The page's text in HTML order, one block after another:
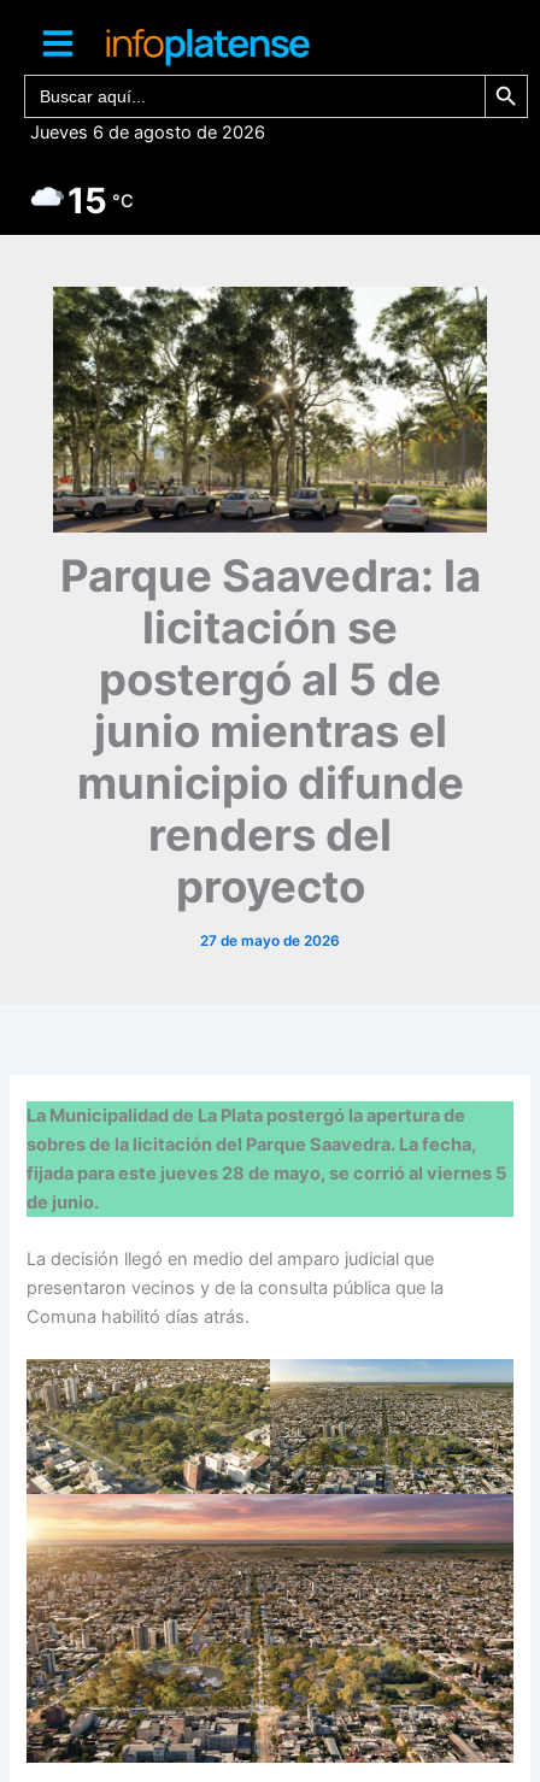
contenido
Buscar: Botón de
Jueves 6 de agosto de 2026
15 °C
Parque Saavedra: la
licitación se
postergó al 5 de
junio mientras el
municipio difunde
renders del
proyecto
27 de mayo de 2026
La Municipalidad de La Plata postergó la apertura de
sobres de la licitación del Parque Saavedra. La fecha,
fijada para este jueves 28 de mayo, se corrió al viernes 5
de junio.
La decisión llegó en medio del amparo judicial que
presentaron vecinos y de la consulta pública que la
Comuna habilitó días atrás.